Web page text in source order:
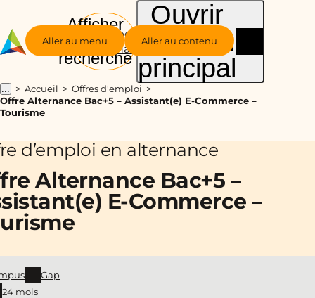
Aller au menu Aller au contenu
Groupe
Alternance
Afficher
la
recherche
Ouvrir
le menu
principal
... Accueil
Offres d'emploi
Offre Alternance Bac+5 – Assistant(e) E-Commerce –
Tourisme
d’emploi en alternance
Alternance Bac+5 –
E-Commerce –
Gap
24 mois